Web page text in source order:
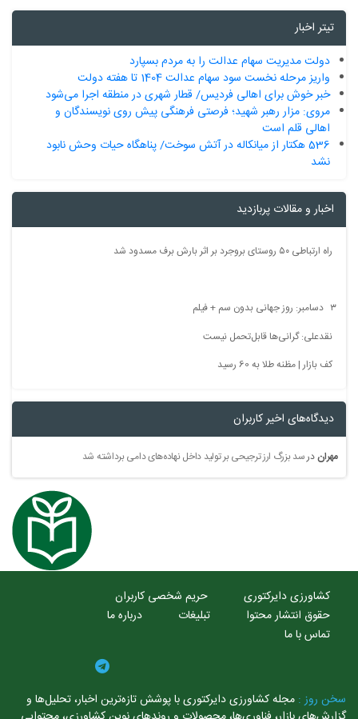
تیتر اخبار
دولت مدیریت سهام عدالت را به مردم بسپارد
واریز مرحله نخست سود سهام عدالت 1404 تا هفته دولت
خبر خوش برای اهالی‌ ‌فردیس/ قطار شهری در منطقه اجرا می‌شود
مروی: مزار رهبر شهید؛ فرصتی فرهنگی پیش روی نویسندگان و
اهالی قلم است
536 هکتار از میانکاله در آتش سوخت/ پناهگاه حیات وحش نابود
نشد
اخبار و مقالات پربازدید
راه ارتباطی ۵۰ روستای بروجرد بر اثر بارش برف مسدود شد
نقدعلی: گرانی‌ها قابل‌تحمل نیست
کف بازار | مظنه طلا به 60 رسید
دیدگاه‌های اخیر کاربران
مهراندرسد بزرگ ارز ترجیحی بر تولید داخل نهاده‌های دامی برداشته شد
کشاورزی دایرکتوری
حریم شخصی کاربران
حقوق انتشار محتوا
تبلیغات
درباره ما
تماس با ما
روز :مجله کشاورزی دایرکتوری با پوشش تازه‌ترین اخبار، تحلیل‌ها و